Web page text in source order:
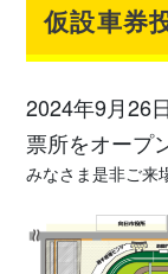
仮設車券
2024年9月26
票所をオープ
みなさま是非ご来